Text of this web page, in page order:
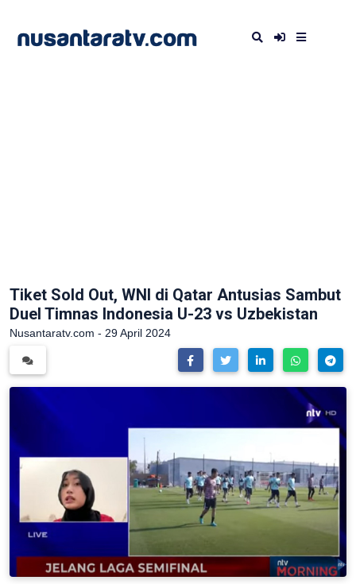
Tiket Sold Out, WNI di Qatar Antusias Sambut
Duel Timnas Indonesia U-23 vs Uzbekistan
Nusantaratv.com - 29 April 2024